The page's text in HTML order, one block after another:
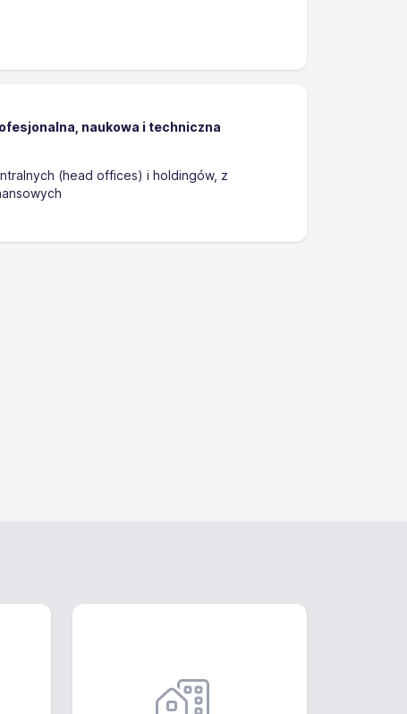
naukowa i techniczna
(head offices) i holdingów, z